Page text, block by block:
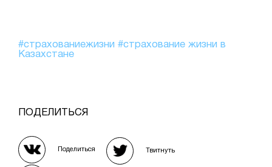
#страхованиежизни #страхование жизни в
Казахстане
ПОДЕЛИТЬСЯ
Поделиться Твитнуть